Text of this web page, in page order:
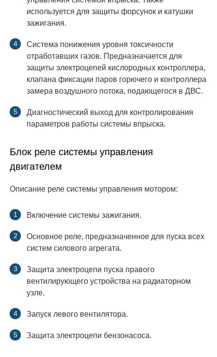
используется для защиты форсунок и катушки
зажигания.
Система понижения уровня токсичности
отработавших газов. Предназначается для
защиты электроцепей кислородных контроллера,
клапана фиксации паров горючего и контроллера
замера воздушного потока, подающегося в ДВС.
Диагностический выход для контролирования
параметров работы системы впрыска.
Блок реле системы управления
двигателем
Описание реле системы управления мотором:
Включение системы зажигания.
Основное реле, предназначенное для пуска всех
систем силового агрегата.
Защита электроцепи пуска правого
вентилирующего устройства на радиаторном
узле.
Запуск левого вентилятора.
Защита электроцепи бензонасоса.